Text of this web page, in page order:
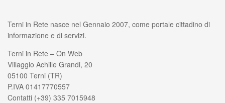
Terni in Rete nasce nel Gennaio 2007, come portale cittadino di
informazione e di servizi.
Terni in Rete – On Web
Villaggio Achille Grandi, 20
05100 Terni (TR)
P.IVA 01417770557
Contatti (+39) 335 7015948